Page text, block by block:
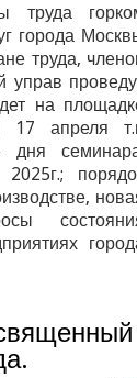
труда
города
труда,
управ
на
17 апреля
дня